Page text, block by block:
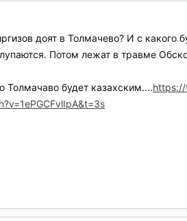
доят в Толмачево? И с
Потом лежат в травме
Толмачаво будет казахским....https://